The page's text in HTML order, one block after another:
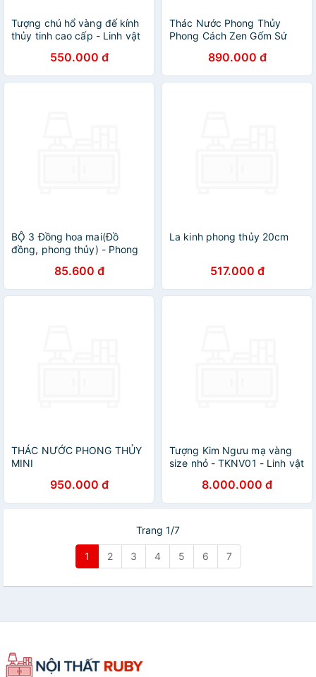
Tượng chú hổ vàng đế kính
thủy tinh cao cấp - Linh vật
550.000 đ
Thác Nước Phong Thủy
Phong Cách Zen Gốm Sứ
890.000 đ
BỘ 3 Đồng hoa mai(Đồ
đồng, phong thủy) - Phong
85.600 đ
La kinh phong thủy 20cm
517.000 đ
THÁC NƯỚC PHONG THỦY
MINI
950.000 đ
Tượng Kim Ngưu mạ vàng
size nhỏ - TKNV01 - Linh vật
cao cấp8.000.000 đ
Trang 1/7
1 2 3 4 5 6 7